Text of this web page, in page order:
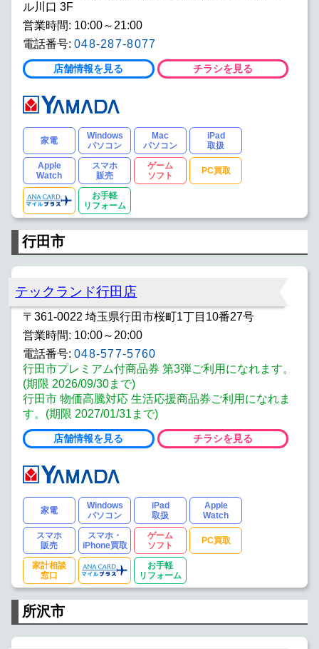
ル川口 3F
営業時間: 10:00～21:00
電話番号: 048-287-8077
店舗情報を見る チラシを見る
家電
Windows
パソコン
Mac
パソコン
iPad
取扱
Apple
Watch
スマホ
販売
ゲーム
ソフト
PC買取
お手軽
リフォーム
行田市
テックランド行田店
〒361-0022 埼玉県行田市桜町1丁目10番27号
営業時間: 10:00～20:00
電話番号: 048-577-5760
行田市プレミアム付商品券 第3弾ご利用になれます。
(期限 2026/09/30まで)
行田市 物価高騰対応 生活応援商品券ご利用になれま
す。(期限 2027/01/31まで)
店舗情報を見る チラシを見る
家電
Windows
パソコン
iPad
取扱
Apple
Watch
スマホ
販売
スマホ・
iPhone買取
ゲーム
ソフト
PC買取
家計相談
窓口
お手軽
リフォーム
所沢市